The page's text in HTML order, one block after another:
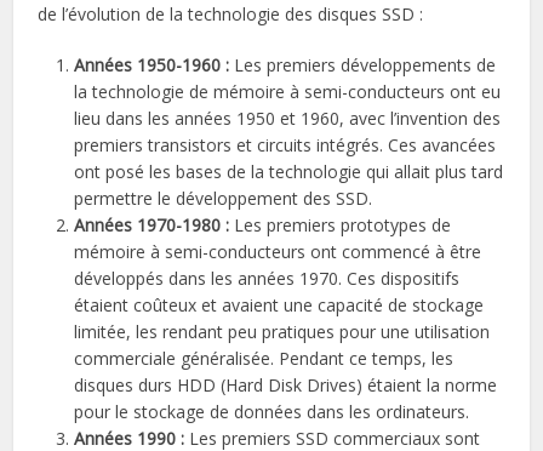
de l’évolution de la technologie des disques SSD :
Années 1950-1960 : Les premiers développements de
la technologie de mémoire à semi-conducteurs ont eu
lieu dans les années 1950 et 1960, avec l’invention des
premiers transistors et circuits intégrés. Ces avancées
ont posé les bases de la technologie qui allait plus tard
permettre le développement des SSD.
Années 1970-1980 : Les premiers prototypes de
mémoire à semi-conducteurs ont commencé à être
développés dans les années 1970. Ces dispositifs
étaient coûteux et avaient une capacité de stockage
limitée, les rendant peu pratiques pour une utilisation
commerciale généralisée. Pendant ce temps, les
disques durs HDD (Hard Disk Drives) étaient la norme
pour le stockage de données dans les ordinateurs.
Années 1990 : Les premiers SSD commerciaux sont